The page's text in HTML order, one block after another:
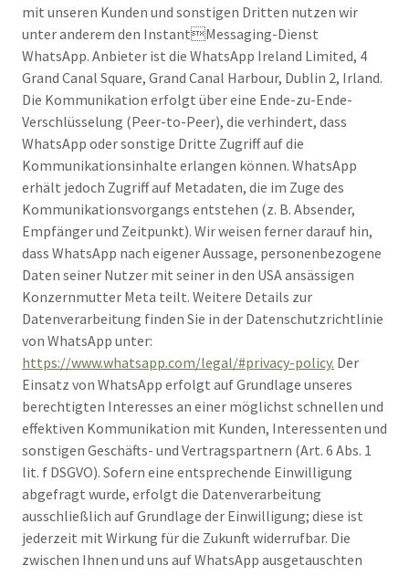
mit unseren Kunden und sonstigen Dritten nutzen wir
unter anderem den InstantMessaging-Dienst
WhatsApp. Anbieter ist die WhatsApp Ireland Limited, 4
Grand Canal Square, Grand Canal Harbour, Dublin 2, Irland.
Die Kommunikation erfolgt über eine Ende-zu-Ende-
Verschlüsselung (Peer-to-Peer), die verhindert, dass
WhatsApp oder sonstige Dritte Zugriff auf die
Kommunikationsinhalte erlangen können. WhatsApp
erhält jedoch Zugriff auf Metadaten, die im Zuge des
Kommunikationsvorgangs entstehen (z. B. Absender,
Empfänger und Zeitpunkt). Wir weisen ferner darauf hin,
dass WhatsApp nach eigener Aussage, personenbezogene
Daten seiner Nutzer mit seiner in den USA ansässigen
Konzernmutter Meta teilt. Weitere Details zur
Datenverarbeitung finden Sie in der Datenschutzrichtlinie
von WhatsApp unter:
https://www.whatsapp.com/legal/#privacy-policy. Der
Einsatz von WhatsApp erfolgt auf Grundlage unseres
berechtigten Interesses an einer möglichst schnellen und
effektiven Kommunikation mit Kunden, Interessenten und
sonstigen Geschäfts- und Vertragspartnern (Art. 6 Abs. 1
lit. f DSGVO). Sofern eine entsprechende Einwilligung
abgefragt wurde, erfolgt die Datenverarbeitung
ausschließlich auf Grundlage der Einwilligung; diese ist
jederzeit mit Wirkung für die Zukunft widerrufbar. Die
zwischen Ihnen und uns auf WhatsApp ausgetauschten